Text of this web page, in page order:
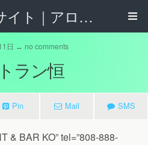
ハワイ情報サイト｜アロハタウンネット
日 ↔ no comments
ラン恒
Pin Mail SMS
& BAR KO” tel=”808-888-